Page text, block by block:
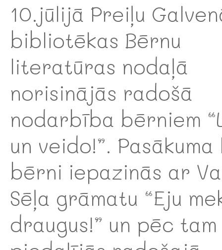
10.jūlijā Preiļu
bibliotēkas Bērnu
literatūras nodaļā
norisinājās radošā
nodarbība bērniem
un veido!”.
bērni iepazinās ar
Sēļa grāmatu “Eju
draugus!” un pēc tam